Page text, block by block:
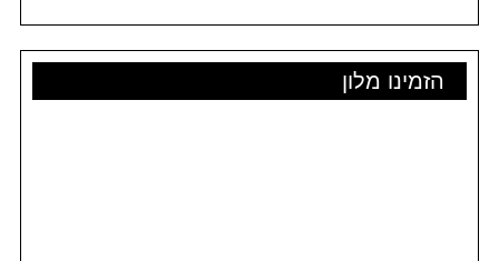
הזמינו מלון